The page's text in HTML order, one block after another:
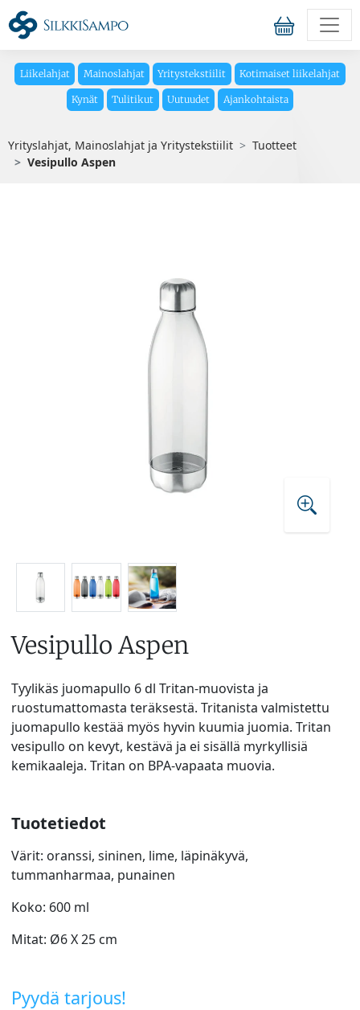
Liikelahjat Mainoslahjat Yritystekstiilit Kotimaiset liikelahjat
Kynät Tulitikut Uutuudet Ajankohtaista
Yrityslahjat, Mainoslahjat ja Yritystekstiilit
Tuotteet
Vesipullo Aspen
Vesipullo Aspen
Tyylikäs juomapullo 6 dl Tritan-muovista ja
ruostumattomasta teräksestä. Tritanista valmistettu
juomapullo kestää myös hyvin kuumia juomia. Tritan
vesipullo on kevyt, kestävä ja ei sisällä myrkyllisiä
kemikaaleja. Tritan on BPA-vapaata muovia.
Tuotetiedot
Värit: oranssi, sininen, lime, läpinäkyvä,
tummanharmaa, punainen
Koko: 600 ml
Mitat: Ø6 X 25 cm
Pyydä tarjous!